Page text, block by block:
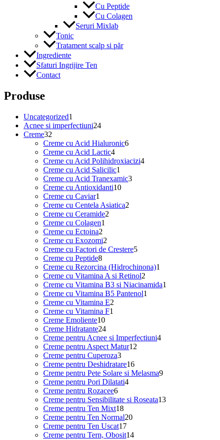
Cu Peptide
Cu Colagen
Seruri Mixlab
Tonic
Tratament scalp si păr
Ingrediente
Sfaturi Ingrijire Ten
Contact
Produse
Uncategorized1
produs
Acnee si imperfectiuni2424
produse
Creme32
de
produse
Creme cu Acid Hialuronic66
Creme cu Acid Lactic44
produse
Creme cu Acid Polihidroxiacizi44
Creme cu Acid Salicilic1
produs
Creme cu Acid Tranexamic33
Creme cu Antioxidanti1010
Creme cu Caviar1
produs
Creme cu Centela Asiatica2
Creme cu Ceramide2
Creme cu Colagen1
Creme cu Ectoina2
produse
Creme cu Exozomi2
produse
Creme cu Factori de Crestere55
Creme cu Peptide88
produse
Creme cu Rezorcina (Hidrochinona)1
Creme cu Vitamina A si Retinol2
produse
Creme cu Vitamina B3 si Niacinamida1
Creme cu Vitamina B5 Pantenol1
Creme cu Vitamina E2
Creme cu Vitamina F1
Creme Emoliente1010
produse
Creme Hidratante2424
de
produse
Creme pentru Acnee si Imperfectiuni44
Creme pentru Aspect Matur12
Creme pentru Cuperoza33
produse
Creme pentru Deshidratare1616
produse
Creme pentru Pete Solare si Melasma99
Creme pentru Pori Dilatati44
Creme pentru Rozacee66
produse
Creme pentru Sensibilitate si Roseata1313
Creme pentru Ten Mixt1818
produse
Creme pentru Ten Normal2020
produse
Creme pentru Ten Uscat1717
produse
Creme pentru Tern, Obosit1414